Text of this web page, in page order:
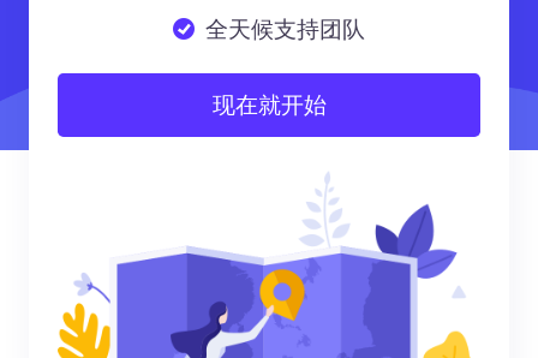
全天候支持团队
现在就开始